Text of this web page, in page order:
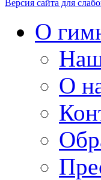
Версия сайта для
О
Наш
О